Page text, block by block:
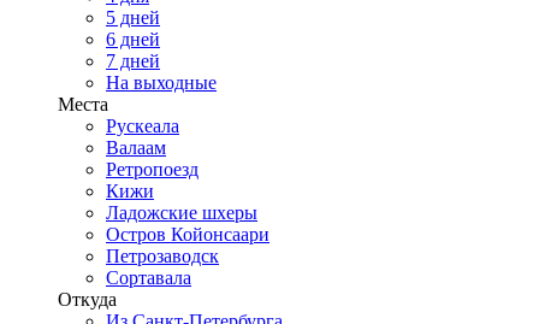
5 дней
6 дней
7 дней
На выходные
Места
Рускеала
Валаам
Ретропоезд
Кижи
Ладожские шхеры
Остров Койонсаари
Петрозаводск
Сортавала
Откуда